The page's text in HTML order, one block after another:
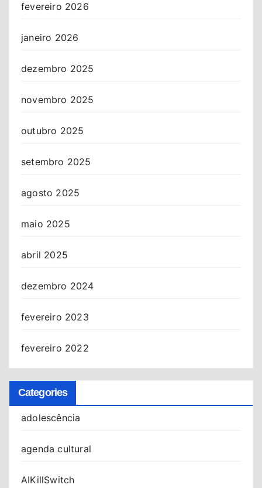
fevereiro 2026
janeiro 2026
dezembro 2025
novembro 2025
outubro 2025
setembro 2025
agosto 2025
maio 2025
abril 2025
dezembro 2024
fevereiro 2023
fevereiro 2022
Categories
adolescência
agenda cultural
AIKillSwitch